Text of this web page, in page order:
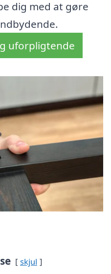
dig med at gøre
uforpligtende
skjul